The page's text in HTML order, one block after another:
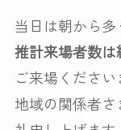
当日は朝から多
推計来場者数は
ご来場ください
地域の関係者